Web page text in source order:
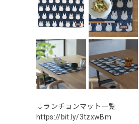
↓ランチョンマット一覧
https://bit.ly/3tzxwBm